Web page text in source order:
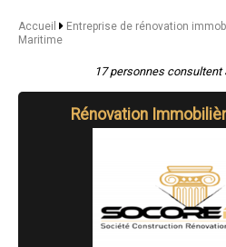
- Entreprise de rénovation
- Entreprise de rénovation
- Entreprise de rénovation
- Entreprise de rénovation
- Entreprise de rénovation
- Entreprise de rénovation
- Entreprise de rénovation
- Entreprise de rénovation
- Entreprise de rénovation
Accueil
Entreprise de rénovation
Maritime
17 personnes consultent
Rénovation